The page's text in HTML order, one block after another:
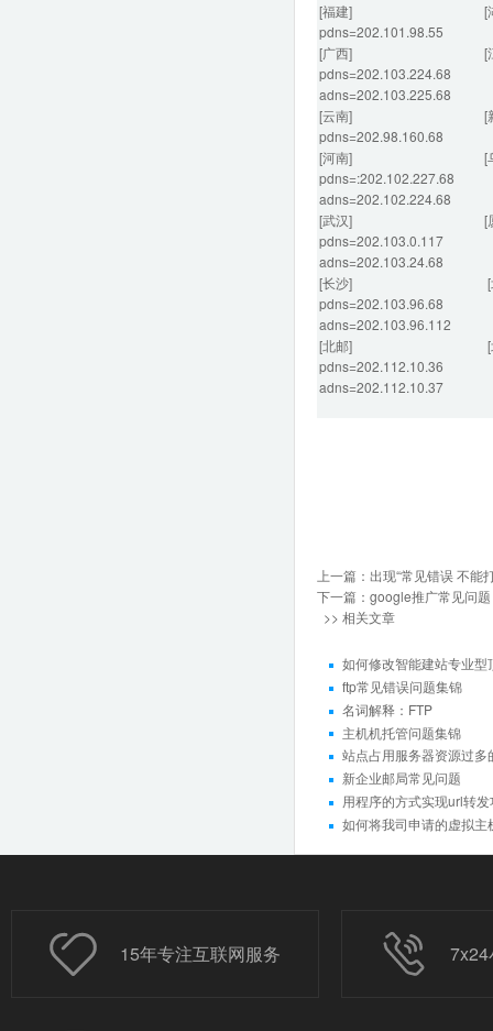
[福建] [湖
pdns=202.101.98.55
[广西] [江
pdns=202.103.224.68
adns=202.103.225.68
[云南] [新
pdns=202.98.160.68
[河南] [乌鲁
adns=202.102.224.68
[武汉] [厦
pdns=202.103.0.117
adns=202.103.24.68
[长沙] [北
pdns=202.103.96.68
adns=202.103.96.112
[北邮] [北
pdns=202.112.10.36
adns=202.112.10.37
上一篇： 出现“常见错误 不能
下一篇： google推广常见问题
>> 相关文章
如何修改智能建站专业型
ftp常见错误问题集锦
名词解释：FTP
主机机托管问题集锦
站点占用服务器资源过多
新企业邮局常见问题
用程序的方式实现url转
如何将我司申请的虚拟
15年专注互联网服务